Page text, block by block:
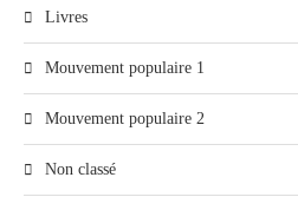
Livres
Mouvement populaire 1
Mouvement populaire 2
Non classé